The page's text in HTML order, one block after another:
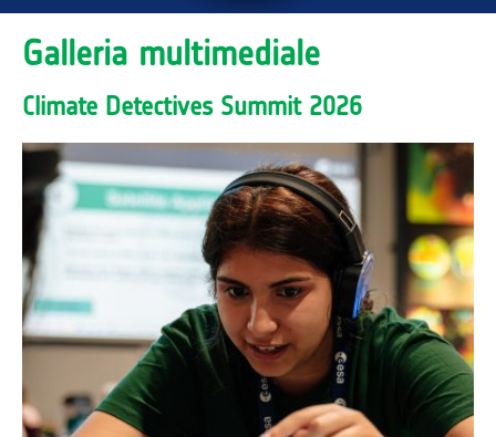
Galleria multimediale
Climate Detectives Summit 2026